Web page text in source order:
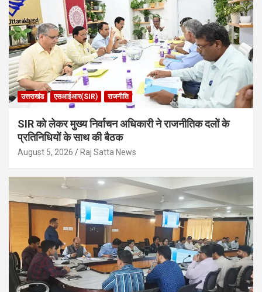
उत्तराखंड एसआईआर(SIR) राजनीति
SIR को लेकर मुख्य निर्वाचन अधिकारी ने राजनीतिक दलों के
प्रतिनिधियों के साथ की बैठक
August 5, 2026 Raj Satta News